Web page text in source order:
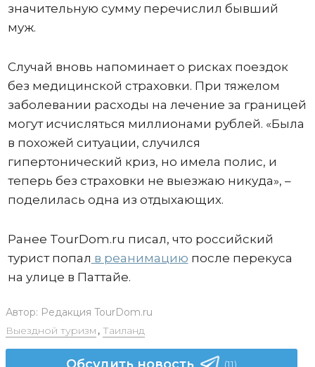
значительную сумму перечислил бывший
муж.
Случай вновь напоминает о рисках поездок
без медицинской страховки. При тяжелом
заболевании расходы на лечение за границей
могут исчисляться миллионами рублей. «Была
в похожей ситуации, случился
гипертонический криз, но имела полис, и
теперь без страховки не выезжаю никуда», –
поделилась одна из отдыхающих.
Ранее TourDom.ru писал, что российский
турист попал в реанимацию после перекуса
на улице в Паттайе.
Автор: Редакция TourDom.ru
Выездной туризм , Таиланд
(11)